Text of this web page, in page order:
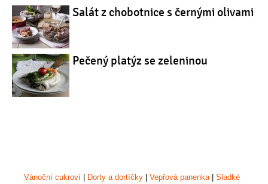
Salát z chobotnice s černými olivami
Pečený platýz se zeleninou
Vánoční cukroví Dorty a dortíčky Vepřová panenka| Sladké